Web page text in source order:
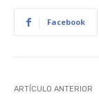
Facebook
ARTÍCULO ANTERIOR